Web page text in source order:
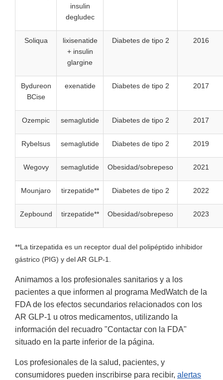
insulin
degludec
Soliqua
lixisenatide
+ insulin
glargine
Diabetes de tipo 2 2016
Bydureon
BCise
exenatide Diabetes de tipo 2 2017
Ozempic semaglutide Diabetes de tipo 2 2017
Rybelsus semaglutide Diabetes de tipo 2 2019
Wegovy semaglutide Obesidad/sobrepeso 2021
Mounjaro tirzepatide** Diabetes de tipo 2 2022
Zepbound tirzepatide** Obesidad/sobrepeso 2023
**La tirzepatida es un receptor dual del polipéptido inhibidor
gástrico (PIG) y del AR GLP-1.
Animamos a los profesionales sanitarios y a los
pacientes a que informen al programa MedWatch de la
FDA de los efectos secundarios relacionados con los
AR GLP-1 u otros medicamentos, utilizando la
información del recuadro "Contactar con la FDA"
situado en la parte inferior de la página.
Los profesionales de la salud, pacientes, y
consumidores pueden inscribirse para recibir, alertas